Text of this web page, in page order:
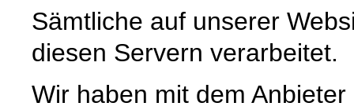
Sämtliche auf unserer
diesen Servern verarbeitet.
Wir haben mit dem Anbieter